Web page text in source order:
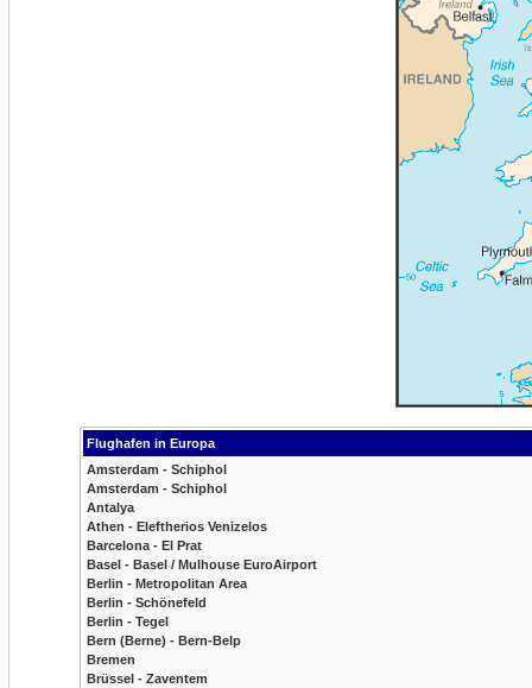
Flughafen in Europa
Amsterdam - Schiphol
Amsterdam - Schiphol
Antalya
Athen - Eleftherios Venizelos
Barcelona - El Prat
Basel - Basel / Mulhouse EuroAirport
Berlin - Metropolitan Area
Berlin - Schönefeld
Berlin - Tegel
Bern (Berne) - Bern-Belp
Bremen
Brüssel - Zaventem